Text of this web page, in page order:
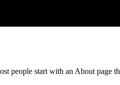
people start with an About page